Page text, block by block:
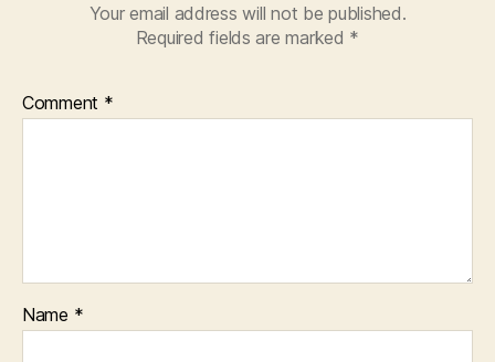
Your email address will not be published.
Required fields are marked *
Comment *
Name *